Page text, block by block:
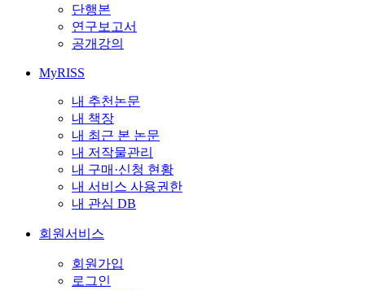
단행본
연구보고서
공개강의
MyRISS
내 추천논문
내 책장
내 최근 본 논문
내 저작물관리
내 구매·신청 현황
내 서비스 사용권한
내 관심 DB
회원서비스
회원가입
로그인